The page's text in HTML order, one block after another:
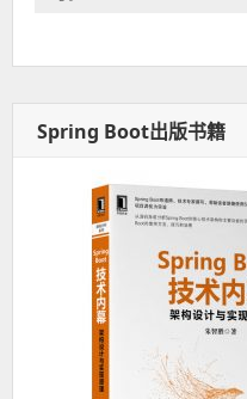
Spring Boot出版书籍